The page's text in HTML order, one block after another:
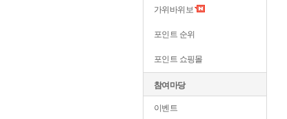
가위바위보
포인트 순위
포인트 쇼핑몰
참여마당
이벤트